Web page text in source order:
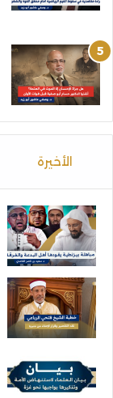
الأخيرة